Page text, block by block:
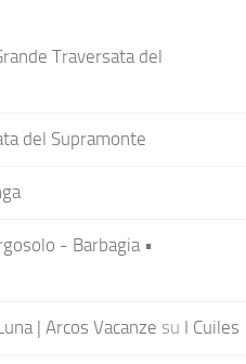
Traversata del
del Supramonte
- Barbagia •
| Arcos Vacanze su I Cuiles